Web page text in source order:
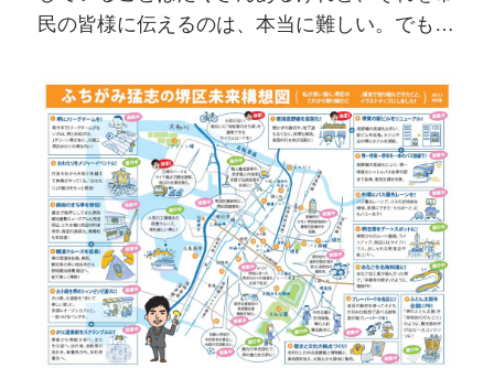
民の皆様に伝えるのは、本当に難しい。でも、
ります。現に進んでいる計画から、まだまだ先
の構想(私の夢)まで。そのうちいくつかと、
全体のイメージを、少しでも皆様にわかり
やすくお伝えするために、このイラストマップ
を作成しました！皆様のご意見も、ぜひお聞か
せください！